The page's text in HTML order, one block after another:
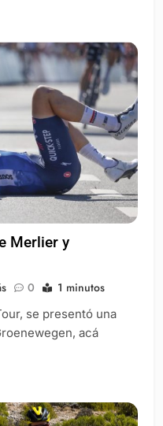
Merlier y
0 1 minutos
se presentó una
acá